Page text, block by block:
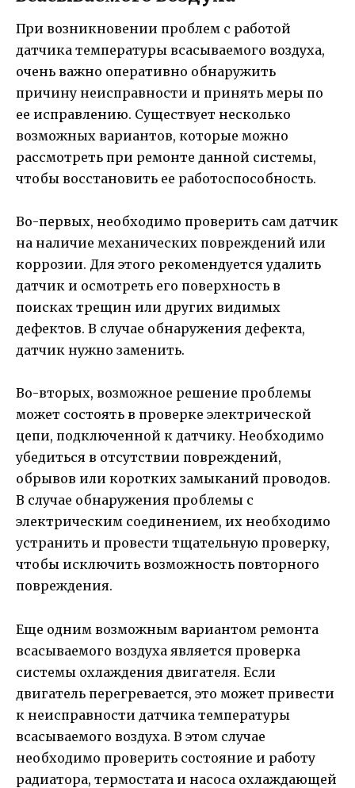
При возникновении проблем с работой
датчика температуры всасываемого воздуха,
очень важно оперативно обнаружить
причину неисправности и принять меры по
ее исправлению. Существует несколько
возможных вариантов, которые можно
рассмотреть при ремонте данной системы,
чтобы восстановить ее работоспособность.
Во-первых, необходимо проверить сам датчик
на наличие механических повреждений или
коррозии. Для этого рекомендуется удалить
датчик и осмотреть его поверхность в
поисках трещин или других видимых
дефектов. В случае обнаружения дефекта,
датчик нужно заменить.
Во-вторых, возможное решение проблемы
может состоять в проверке электрической
цепи, подключенной к датчику. Необходимо
убедиться в отсутствии повреждений,
обрывов или коротких замыканий проводов.
В случае обнаружения проблемы с
электрическим соединением, их необходимо
устранить и провести тщательную проверку,
чтобы исключить возможность повторного
повреждения.
Еще одним возможным вариантом ремонта
всасываемого воздуха является проверка
системы охлаждения двигателя. Если
двигатель перегревается, это может привести
к неисправности датчика температуры
всасываемого воздуха. В этом случае
необходимо проверить состояние и работу
радиатора, термостата и насоса охлаждающей